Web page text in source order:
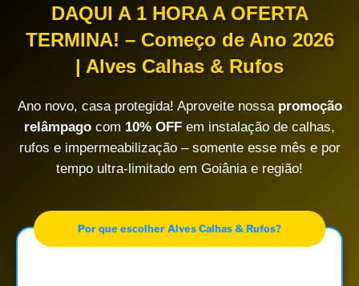
DAQUI A 1 HORA A OFERTA
TERMINA! – Começo de Ano 2026
| Alves Calhas & Rufos
Ano novo, casa protegida! Aproveite nossa promoção
relâmpago com 10% OFF em instalação de calhas,
rufos e impermeabilização – somente esse mês e por
tempo ultra-limitado em Goiânia e região!
Por que escolher Alves Calhas & Rufos?